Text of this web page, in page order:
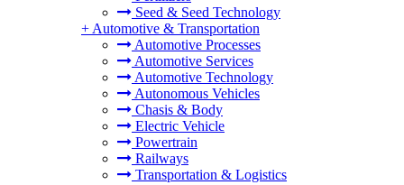
Seed & Seed Technology
+ Automotive & Transportation
Automotive Processes
Automotive Services
Automotive Technology
Autonomous Vehicles
Chasis & Body
Electric Vehicle
Powertrain
Railways
Transportation & Logistics